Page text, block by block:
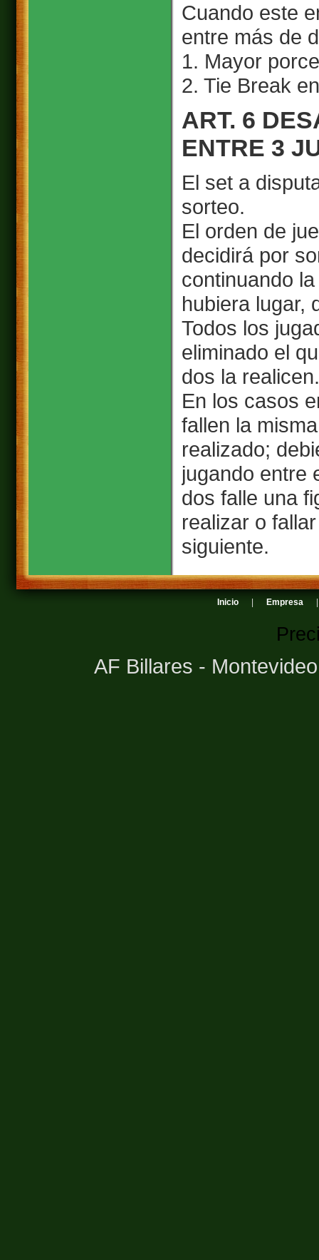
Cuando este
entre más de
1. Mayor
2. Tie Break
ART. 6
ENTRE 3
El set a
sorteo.
El orden de
decidirá por
continuando
hubiera lugar,
Todos los
eliminado el
dos la realicen.
En los casos
fallen la
realizado;
jugando entre
dos falle una
realizar o
siguiente.
Inicio Empresa
AF Billares -